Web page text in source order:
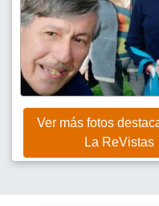
Ver más fotos
La ReVistas